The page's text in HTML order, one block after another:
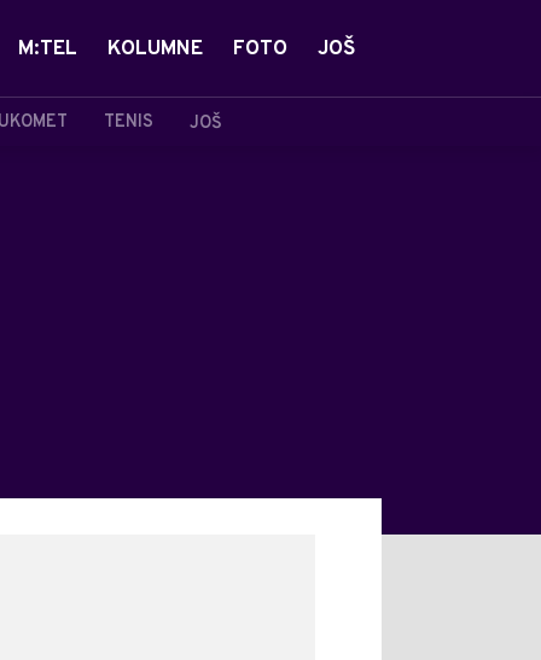
TENIS JOŠ
M:TEL KOLUMNE FOTO JOŠ